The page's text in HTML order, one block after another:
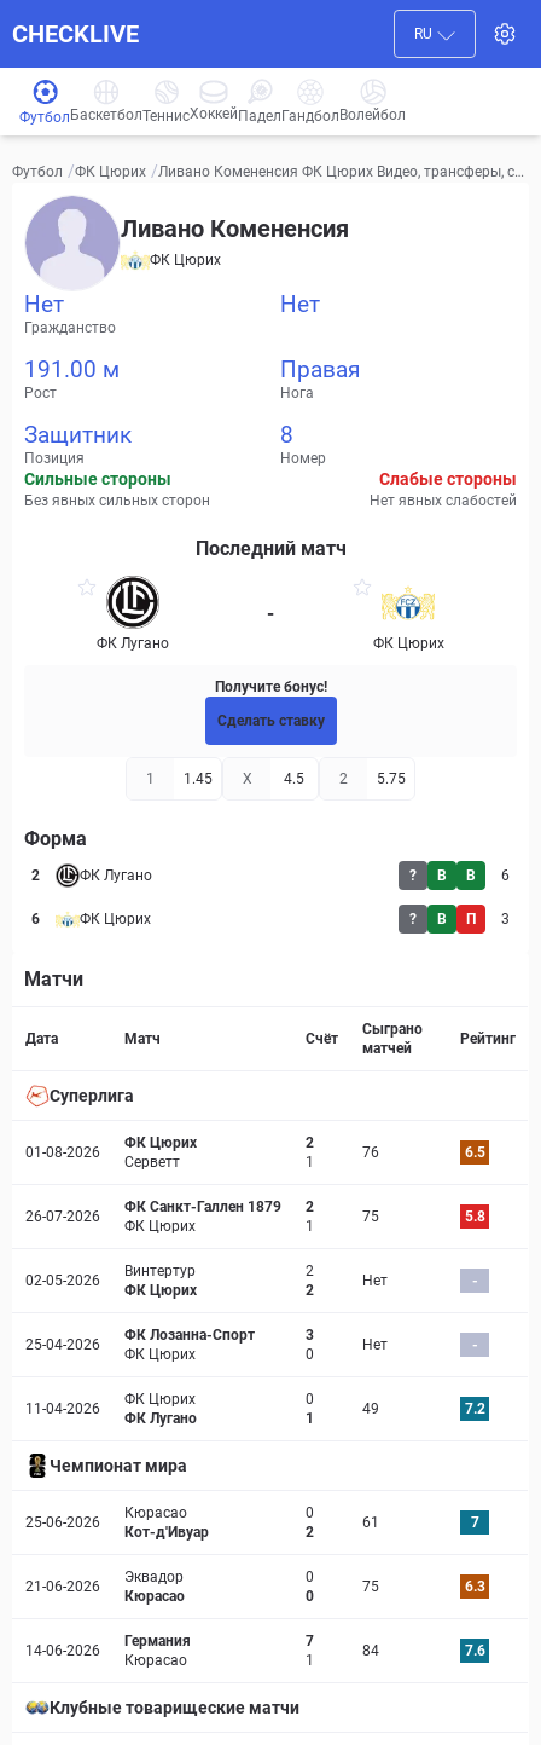
CHECKLIVE RU
Футбол БаскетболТеннисХоккей ПаделГандбол Волейбол
Футбол /ФК Цюрих /Ливано Комененсия ФК Цюрих Видео, трансферы, ст
Ливано Комененсия
ФК Цюрих
Нет
Гражданство
Нет
191.00 м
Рост
Правая
Нога
Защитник
Позиция
8
Номер
Сильные стороны
Без явных сильных сторон
Слабые стороны
Нет явных слабостей
Последний матч
ФК Лугано
-
ФК Цюрих
Получите бонус!
Сделать ставку
1 1.45 X 4.5 2 5.75
Форма
2 ФК Лугано ? В В 6
6 ФК Цюрих ? В П 3
Матчи
Дата Матч Счёт
Сыграно
матчей
Рейтинг
Суперлига
01-08-2026
ФК Цюрих
Серветт
2
1
76 6.5
26-07-2026
ФК Санкт-Галлен 1879
ФК Цюрих
2
1
75 5.8
02-05-2026
Винтертур
ФК Цюрих
2
2
Нет -
25-04-2026
ФК Лозанна-Спорт
ФК Цюрих
3
0
Нет -
11-04-2026
ФК Цюрих
ФК Лугано
0
1
49 7.2
Чемпионат мира
25-06-2026
Кюрасао
Кот-д'Ивуар
0
2
61 7
21-06-2026
Эквадор
Кюрасао
0
0
75 6.3
14-06-2026
Германия
Кюрасао
7
1
84 7.6
Клубные товарищеские матчи